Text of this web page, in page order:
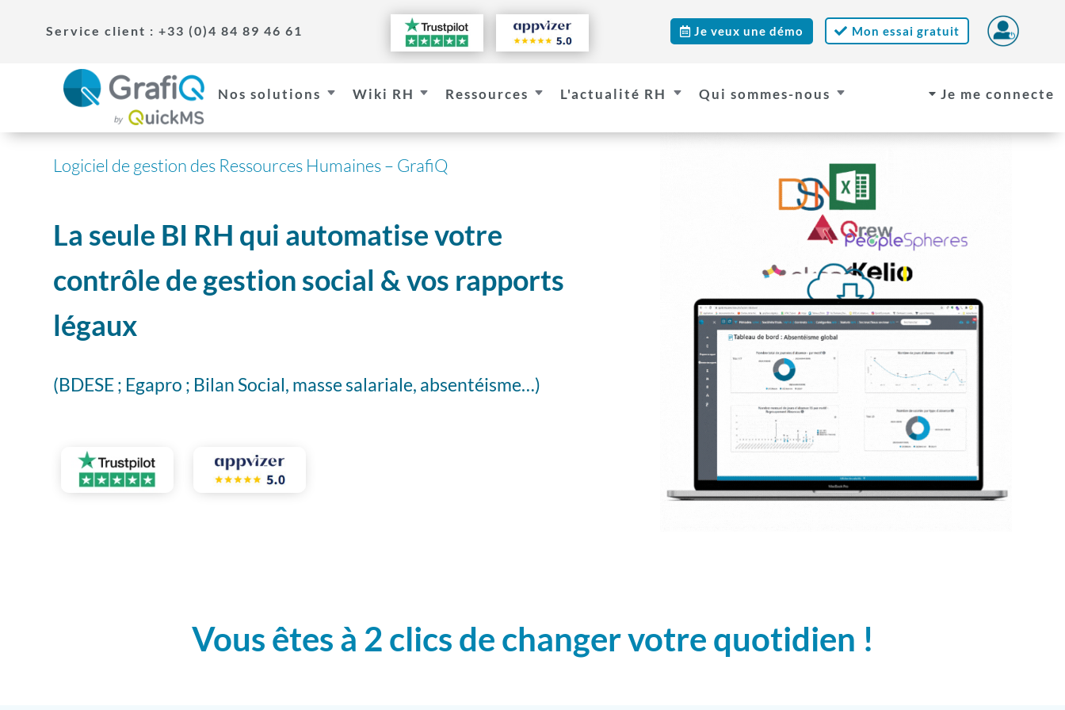
Service client : +33 (0)4 84 89 46 61  Je veux une démo  Mon essai gratuit
C
Nos solutions C
Wiki RH C
Ressources C
L'actualité RH C
Qui sommes-nous C Je me connecte
Logiciel de gestion des Ressources Humaines – GrafiQ
La seule BI RH qui automatise votre
contrôle de gestion social & vos rapports
légaux
(BDESE ; Egapro ; Bilan Social, masse salariale, absentéisme…)
Vous êtes à 2 clics de changer votre quotidien !